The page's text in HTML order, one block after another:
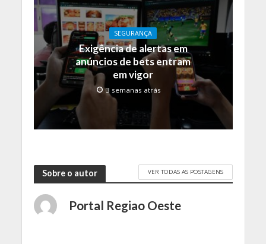
SEGURANÇA
Exigência de alertas em
anúncios de bets entram
em vigor
3 semanas atrás
Sobre o autor VER TODAS AS POSTAGENS
Portal Regiao Oeste